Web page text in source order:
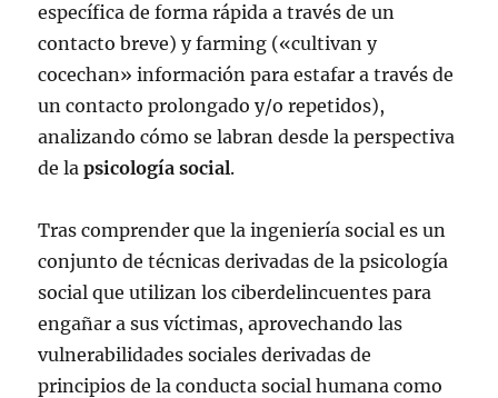
específica de forma rápida a través de un
contacto breve) y farming («cultivan y
cocechan» información para estafar a través de
un contacto prolongado y/o repetidos),
analizando cómo se labran desde la perspectiva
de lapsicología social.
Tras comprender que la ingeniería social es un
conjunto de técnicas derivadas de la psicología
social que utilizan los ciberdelincuentes para
engañar a sus víctimas, aprovechando las
vulnerabilidades sociales derivadas de
principios de la conducta social humana como